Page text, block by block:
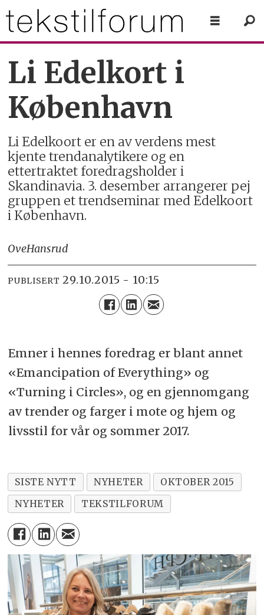
Li Edelkort i
København
Li Edelkoort er en av verdens mest
kjente trendanalytikere og en
ettertraktet foredragsholder i
Skandinavia. 3. desember arrangerer pej
gruppen et trendseminar med Edelkoort
i København.
OveHansrud
PUBLISERT 29.10.2015 - 10:15
Emner i hennes foredrag er blant annet
«Emancipation of Everything» og
«Turning i Circles», og en gjennomgang
av trender og farger i mote og hjem og
livsstil for vår og sommer 2017.
SISTE NYTT NYHETER
OKTOBER 2015
NYHETER
TEKSTILFORUM